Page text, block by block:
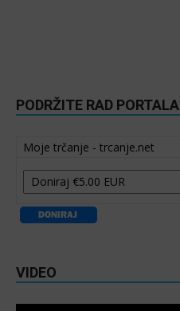
PODRŽITE RAD PORTALA
Moje trčanje - trcanje.net
VIDEO